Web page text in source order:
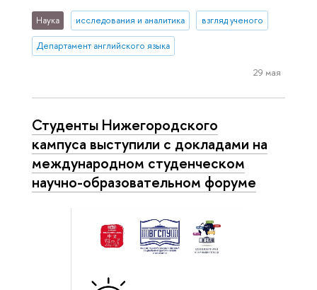
Наука исследования и аналитика взгляд ученого
Департамент английского языка
29 мая
Студенты Нижегородского
кампуса выступили с докладами на
международном студенческом
научно-образовательном форуме